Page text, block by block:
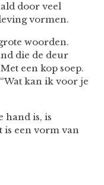
door veel
vormen.
woorden.
die de deur
een kop soep.
kan ik voor je
hand is, is
is een vorm van